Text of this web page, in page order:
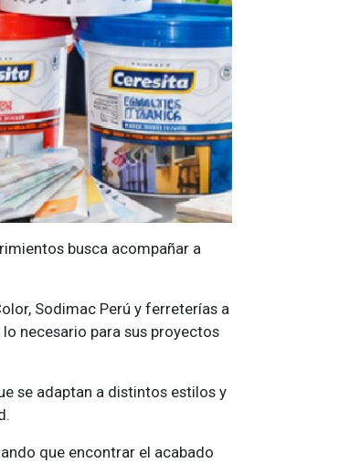
busca acompañar a
Sodimac Perú y ferreterías a
necesario para sus proyectos
se adaptan a distintos estilos y
que encontrar el acabado